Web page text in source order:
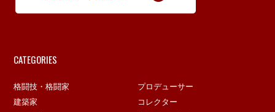
CATEGORIES
格闘技・格闘家
プロデューサー
建築家
コレクター